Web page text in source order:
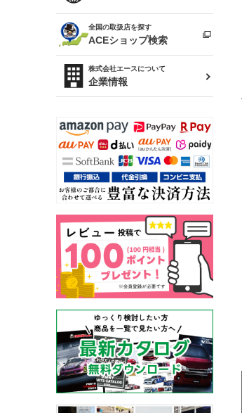
アルテッツァ
プロボックス
RAV4
スカイライン
（ER34/R33/ECR33/R32）
キャラバン
ローレル
セフィーロ
雑貨・ステーショナリー
ベビー用品
全国の取扱店を探す
ACEショップ検索
株式会社エースについて
企業情報